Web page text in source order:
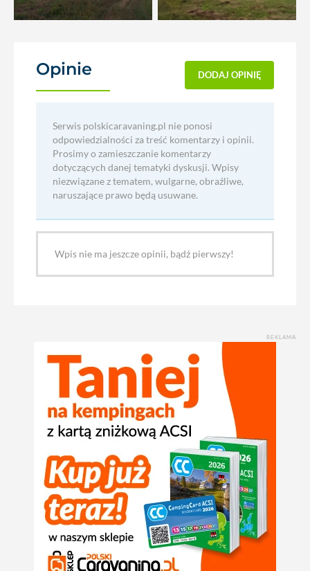
Opinie DODAJ OPINIĘ
Serwis polskicaravaning.pl nie ponosi
odpowiedzialności za treść komentarzy i opinii.
Prosimy o zamieszczanie komentarzy
dotyczących danej tematyki dyskusji. Wpisy
niezwiązane z tematem, wulgarne, obraźliwe,
naruszające prawo będą usuwane.
Wpis nie ma jeszcze opinii, bądź pierwszy!
REKLAMA